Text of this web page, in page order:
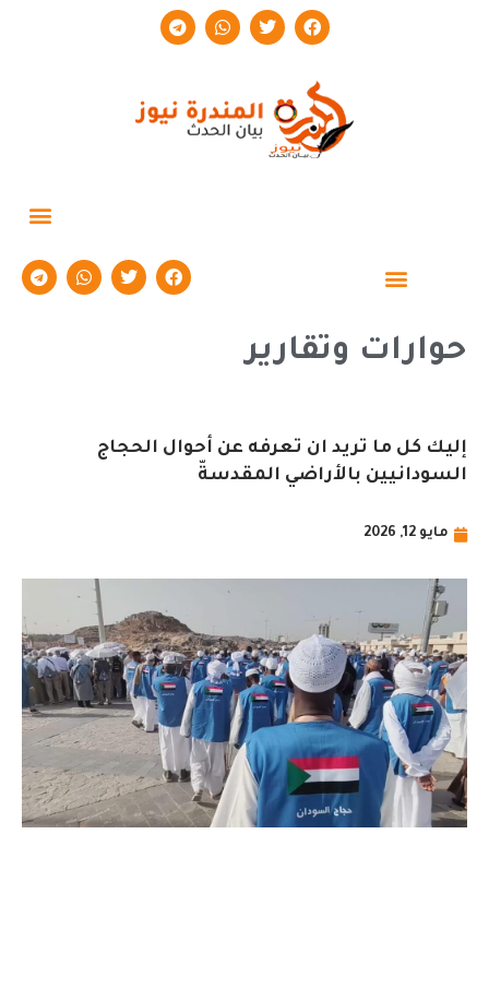
حوارات وتقارير
إليك كل ما تريد ان تعرفه عن أحوال الحجاج
السودانيين بالأراضي المقدسةّ
مايو 12, 2026